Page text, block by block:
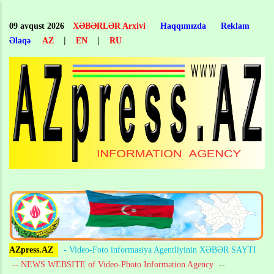
main
content
09 avqust 2026 XƏBƏRLƏR Arxivi Haqqımızda
Reklam
Əlaqə
AZ | EN | RU
AZpress.AZ
- Video-Foto informasiya Agentliyinin XƏBƏR SAYTI
-- NEWS WEBSITE of Video-Photo Information Agency --